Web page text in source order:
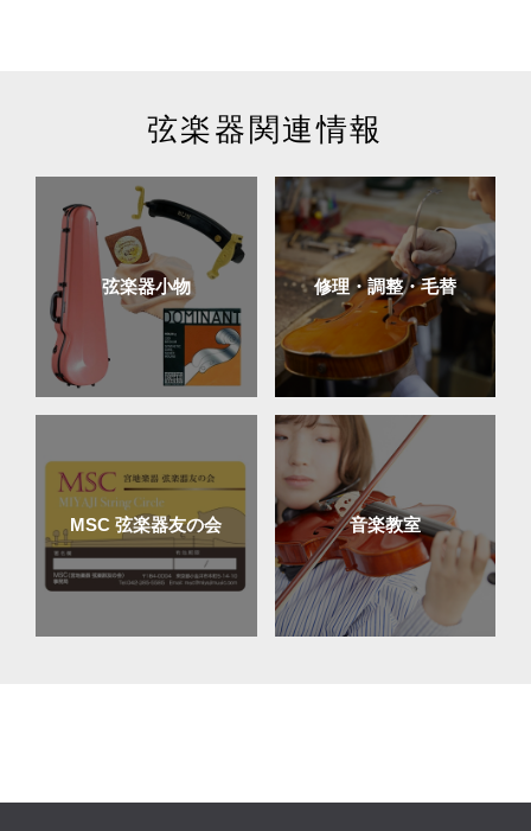
弦楽器関連情報
弦楽器小物 修理・調整・毛替
MSC 弦楽器友の会 音楽教室
鍵盤楽器 弦楽器
管楽器 リコーダー